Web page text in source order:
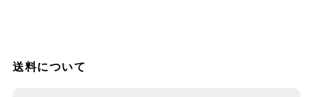
送料について